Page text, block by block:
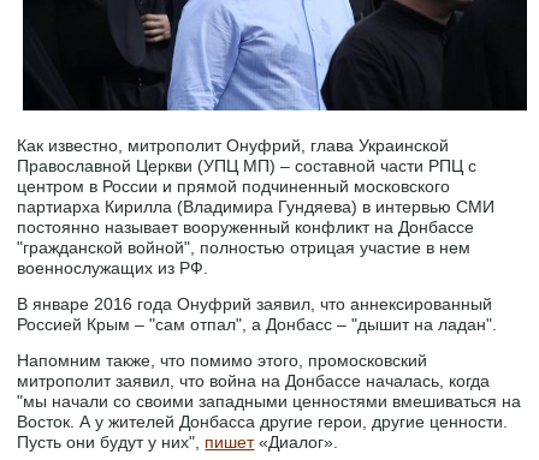
Как известно, митрополит Онуфрий, глава Украинской
Православной Церкви (УПЦ МП) – составной части РПЦ с
центром в России и прямой подчиненный московского
партиарха Кирилла (Владимира Гундяева) в интервью СМИ
постоянно называет вооруженный конфликт на Донбассе
"гражданской войной", полностью отрицая участие в нем
военнослужащих из РФ.
В январе 2016 года Онуфрий заявил, что аннексированный
Россией Крым – "сам отпал", а Донбасс – "дышит на ладан".
Напомним также, что помимо этого, промосковский
митрополит заявил, что война на Донбассе началась, когда
"мы начали со своими западными ценностями вмешиваться на
Восток. А у жителей Донбасса другие герои, другие ценности.
Пусть они будут у них", пишет«Диалог».